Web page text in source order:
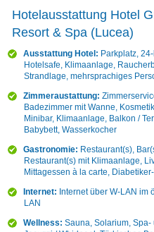
Hotelausstattung Hotel
Resort & Spa (Lucea)
Ausstattung Hotel: Parkplatz,
Hotelsafe, Klimaanlage,
Strandlage, mehrsprachiges
Zimmeraustattung:
Badezimmer mit Wanne,
Minibar, Klimaanlage, Balkon /
Babybett, Wasserkocher
Gastronomie: Restaurant(s),
Restaurant(s) mit Klimaanlage,
Mittagessen à la carte,
Internet: Internet über W-LAN im
LAN
Wellness: Sauna, Solarium, Spa-